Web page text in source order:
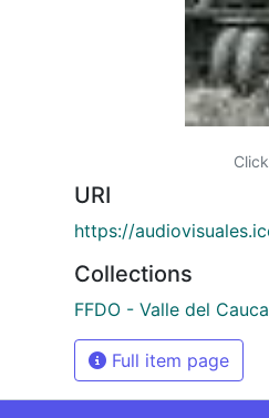
URI
https://
Collections
FFDO - Valle del
Full item page